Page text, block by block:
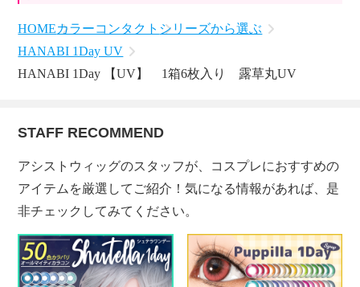
HOMEカラーコンタクト シリーズから選ぶ
HANABI 1Day UV
HANABI 1Day 【UV】 1箱6枚入り 露草丸UV
STAFF RECOMMEND
アシストウィッグのスタッフが、コスプレにおすすめの
アイテムを厳選してご紹介！気になる情報があれば、是
非チェックしてみてください。